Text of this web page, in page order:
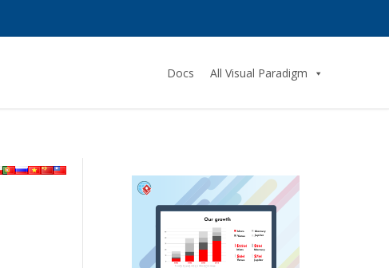
Docs All Visual Paradigm